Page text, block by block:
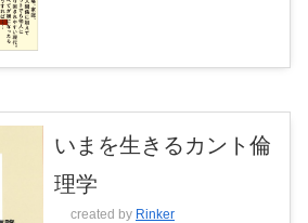
いまを生きるカント倫
理学
created by Rinker